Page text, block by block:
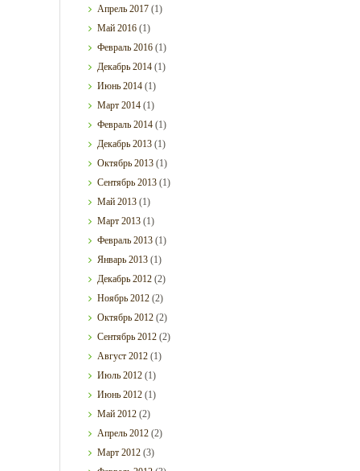
Апрель2017 (1)
Май2016 (1)
Февраль2016 (1)
Декабрь2014 (1)
Июнь2014 (1)
Март2014 (1)
Февраль2014 (1)
Декабрь2013 (1)
Октябрь2013 (1)
Сентябрь2013 (1)
Май2013 (1)
Март2013 (1)
Февраль2013 (1)
Январь2013 (1)
Декабрь2012 (2)
Ноябрь2012 (2)
Октябрь2012 (2)
Сентябрь2012 (2)
Август2012 (1)
Июль2012 (1)
Июнь2012 (1)
Май2012 (2)
Апрель2012 (2)
Март2012 (3)